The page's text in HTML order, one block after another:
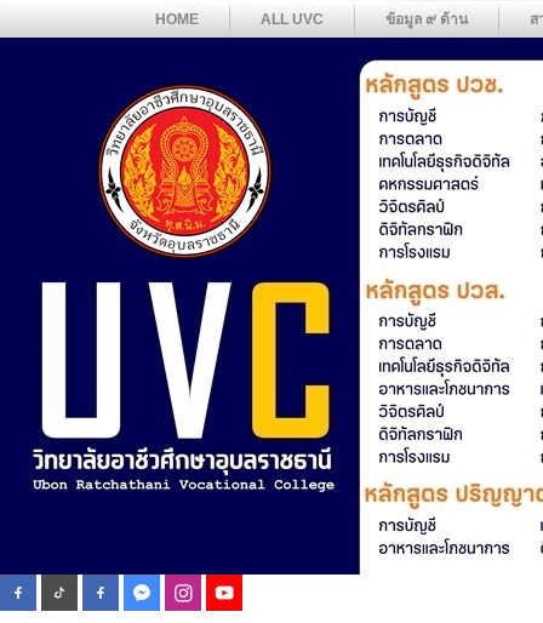
HOME ALL UVC ข้อมูล ๙ ด้าน ส